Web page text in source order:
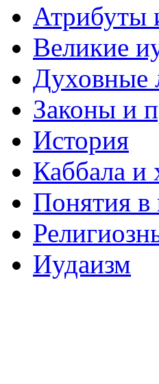
Атрибуты
Великие
Духовные
Законы и
История
Каббала и
Понятия в
Иудаизм